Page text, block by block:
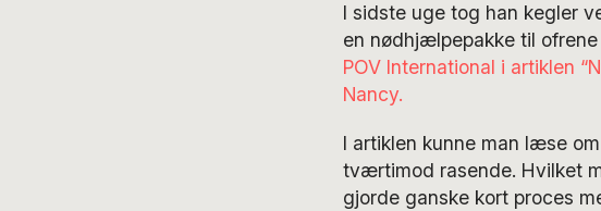
I sidste uge tog han kegler
en nødhjælpepakke til
POV International i artiklen
Nancy.
I artiklen kunne man læse
tværtimod rasende. Hvilket
gjorde ganske kort proces